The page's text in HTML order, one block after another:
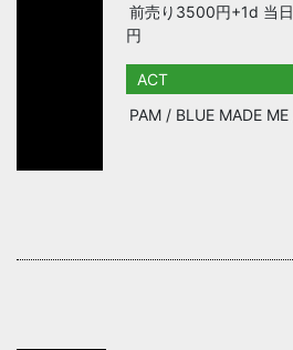
前売り3500円+1d 当
円
ACT
PAM / BLUE MADE